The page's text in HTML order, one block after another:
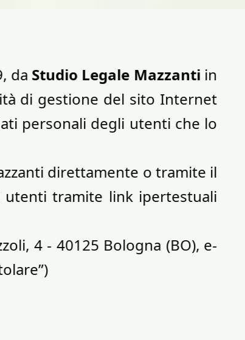
da Studio Legale Mazzantiin
di gestione del sito Internet
personali degli utenti che lo
direttamente o tramite il
tramite link ipertestuali
4 - 40125 Bologna (BO), e-